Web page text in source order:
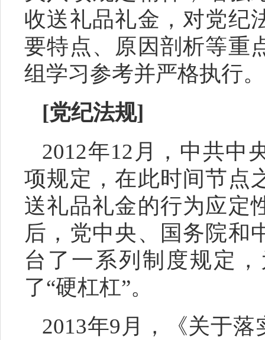
收送礼品礼金 ，对党纪
要特点、原因剖析等重
组学习参考并严格执行。
[党纪法规]
2012年12月，中共中
项规定，在此时间节点
送礼品礼金的行为应定
后，党中央、国务院和
台了一系列制度规定
了“硬杠杠”。
2013年9月，《关于